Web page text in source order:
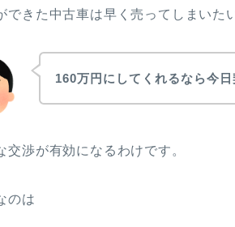
できた中古車は早く売ってしまいた
160万円にしてくれるなら今日
交渉が有効になるわけです。
のは